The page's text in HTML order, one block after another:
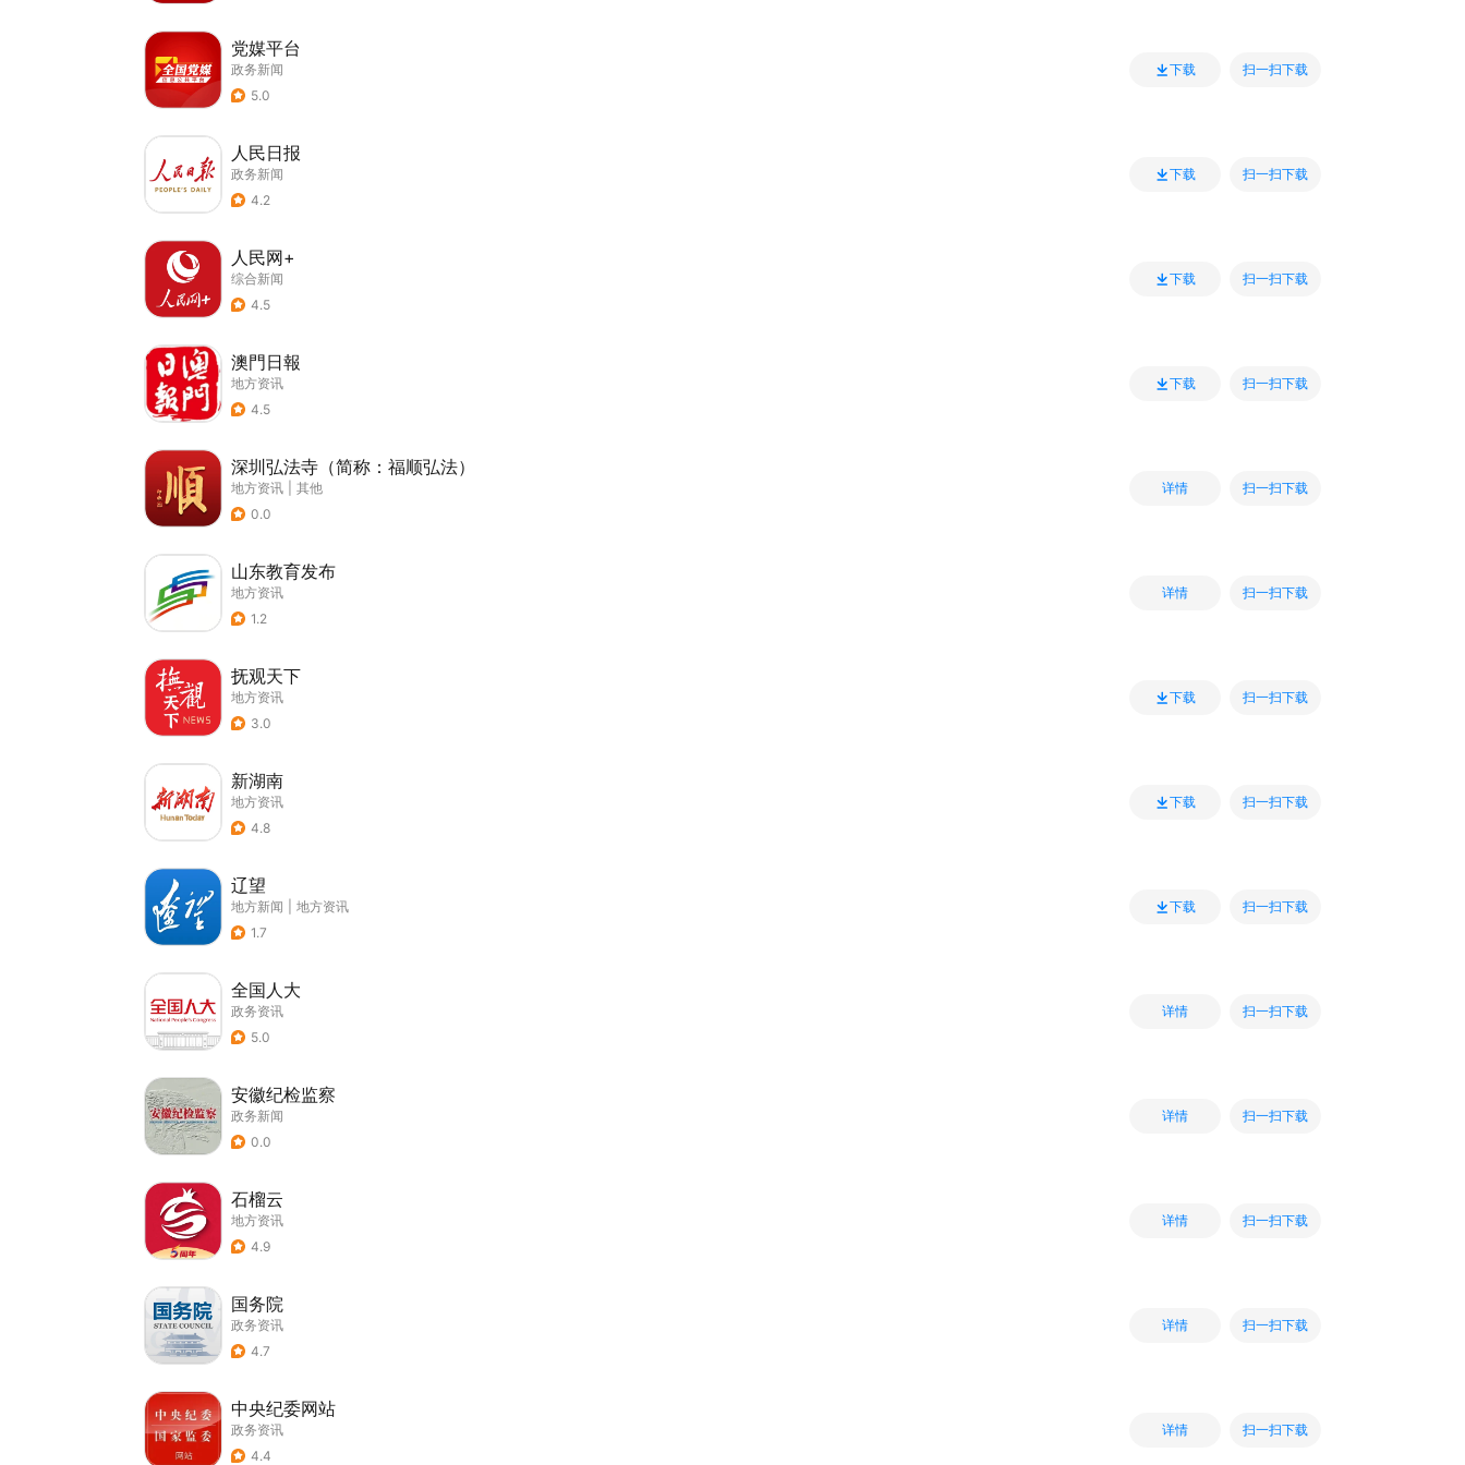
党媒平台
政务新闻
5.0
下载 扫一扫下载
人民日报
政务新闻
4.2
下载 扫一扫下载
人民网+
综合新闻
4.5
下载 扫一扫下载
澳門日報
地方资讯
4.5
下载 扫一扫下载
深圳弘法寺（简称：福顺弘法）
地方资讯
其他
0.0
详情 扫一扫下载
山东教育发布
地方资讯
1.2
详情 扫一扫下载
抚观天下
地方资讯
3.0
下载 扫一扫下载
新湖南
地方资讯
4.8
下载 扫一扫下载
辽望
地方新闻
地方资讯
1.7
下载 扫一扫下载
全国人大
政务资讯
5.0
详情 扫一扫下载
安徽纪检监察
政务新闻
0.0
详情 扫一扫下载
石榴云
地方资讯
4.9
详情 扫一扫下载
国务院
政务资讯
4.7
详情 扫一扫下载
中央纪委网站
政务资讯
4.4
详情 扫一扫下载